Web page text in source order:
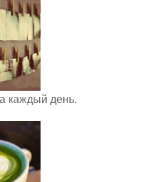
каждый день.